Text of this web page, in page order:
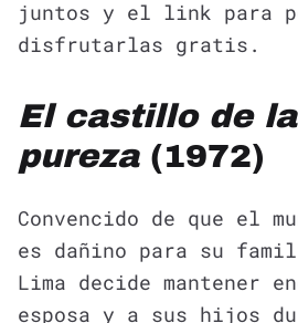
juntos y el link para
disfrutarlas gratis.
El castillo de la
pureza(1972)
Convencido de que el
es dañino para su
Lima decide mantener
esposa y a sus hijos